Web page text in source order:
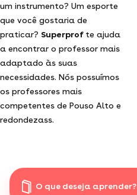
um instrumento? Um esporte
que você gostaria de
praticar? Superprof te ajuda
a encontrar o professor mais
adaptado às suas
necessidades. Nós possuímos
os professores mais
competentes de Pouso Alto e
redondezass.
O que deseja aprender?